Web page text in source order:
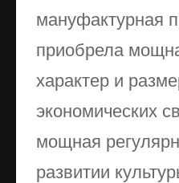
мануфактурная
приобрела
характер и
экономических
мощная
развитии